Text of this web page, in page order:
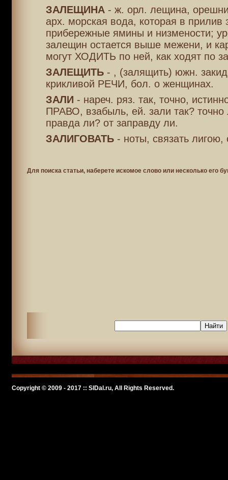
ЗАЛЕЩИНА- ж. орл. лещина,
арх. морская вода, которая в прилив
прибережные ямины и низмености;
залещин остается выше межени, и
могут ХОДИТЬ по ней, как ходят по
ЗАЛЕЩИТЬ- , (залящить) южн.
крикливой РЕЧИ, бол. о женщинах.
ЗАЛИ - нареч. ряз. так, точно,
ПРАВО, взабыль, ей. зали так? точно
правда ли? от заправду ли.
ЗАЛИГОВАТЬ- ноты, связать лигою,
Для поиска статьи, наберете искомое слово или несколько его
Copyright © 2009 - 2017 :: SlDal.ru, All Rights Reserved.